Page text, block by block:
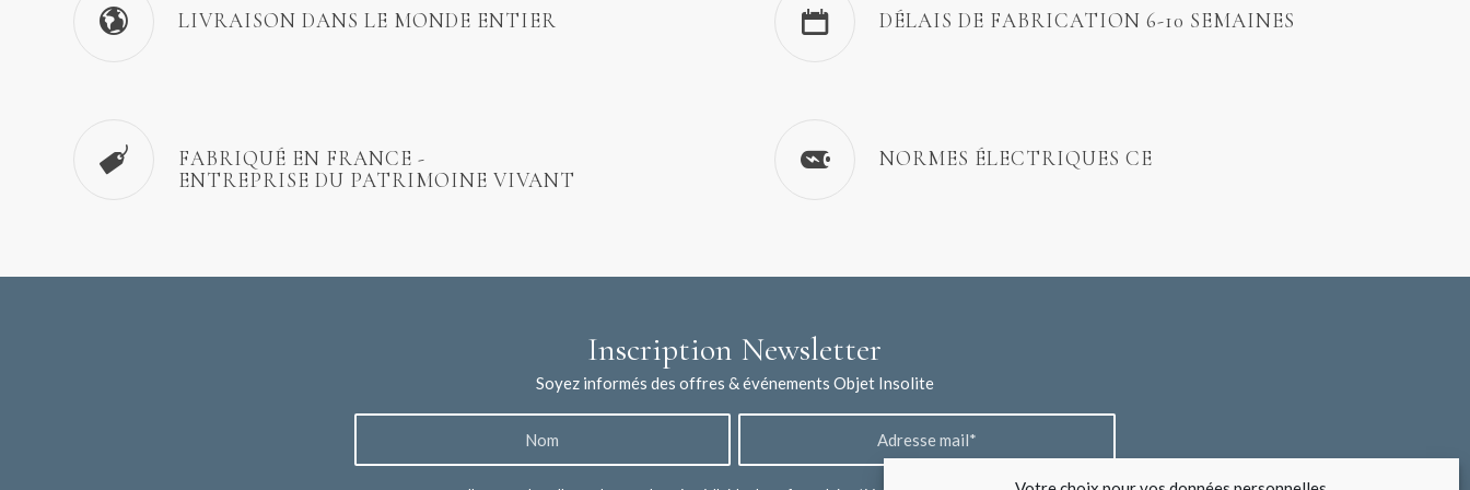
LIVRAISON DANS LE MONDE ENTIER DÉLAIS DE FABRICATION 6-10 SEMAINES
FABRIQUÉ EN FRANCE -
ENTREPRISE DU PATRIMOINE VIVANT
NORMES ÉLECTRIQUES CE
Inscription Newsletter
Soyez informés des offres & événements Objet Insolite